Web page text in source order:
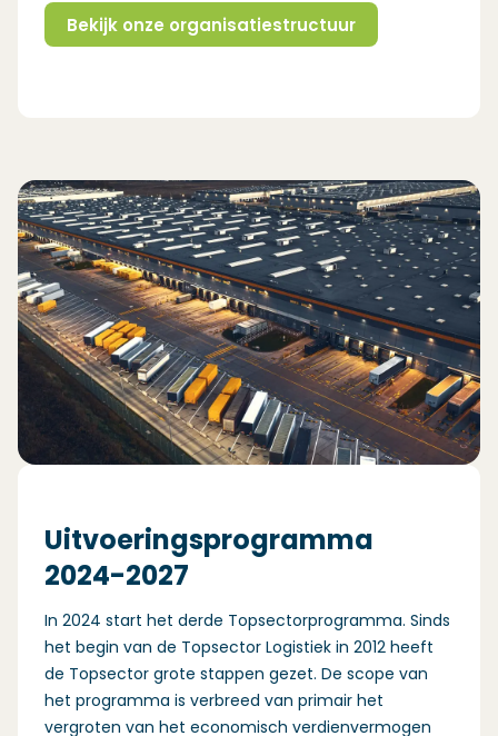
Bekijk onze organisatiestructuur
Uitvoeringsprogramma
2024-2027
In 2024 start het derde Topsectorprogramma. Sinds
het begin van de Topsector Logistiek in 2012 heeft
de Topsector grote stappen gezet. De scope van
het programma is verbreed van primair het
vergroten van het economisch verdienvermogen